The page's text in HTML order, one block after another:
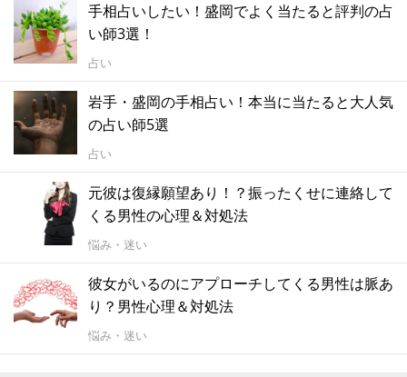
手相占いしたい！盛岡でよく当たると評判の占
い師3選！
占い
岩手・盛岡の手相占い！本当に当たると大人気
の占い師5選
占い
元彼は復縁願望あり！？振ったくせに連絡して
くる男性の心理＆対処法
悩み・迷い
彼女がいるのにアプローチしてくる男性は脈あ
り？男性心理＆対処法
悩み・迷い